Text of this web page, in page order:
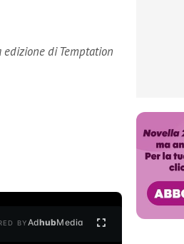
di Temptation
BYAdhubMedia